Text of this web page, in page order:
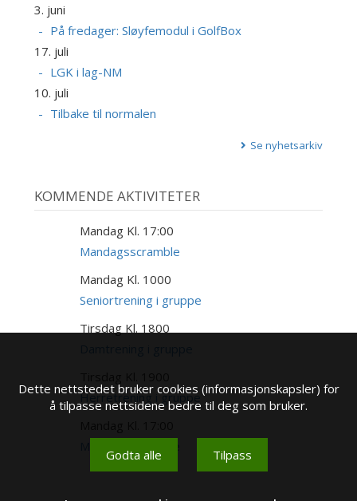
3. juni
På fredager: Sløyfemodul i GolfBox
17. juli
LGK i lag-NM
10. juli
Tilbake til normalen
Se nyhetsarkiv
KOMMENDE AKTIVITETER
Mandag Kl. 17:00
Mandagsscramble
Mandag Kl. 1000
Seniortrening i gruppe
18
Tirsdag Kl. 1800
AUG
Herretrening i gruppe
Dette nettstedet bruker cookies (informasjonskapsler) for
å tilpasse nettsidene bedre til deg som bruker.
Godta alle Tilpass